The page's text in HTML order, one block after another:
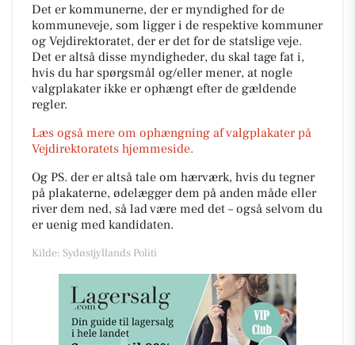
Det er kommunerne, der er myndighed for de
kommuneveje, som ligger i de respektive kommuner
og Vejdirektoratet, der er det for de statslige veje.
Det er altså disse myndigheder, du skal tage fat i,
hvis du har spørgsmål og/eller mener, at nogle
valgplakater ikke er ophængt efter de gældende
regler.
Læs også mere om ophængning af valgplakater på
Vejdirektoratets hjemmeside.
Og PS. der er altså tale om hærværk, hvis du tegner
på plakaterne, ødelægger dem på anden måde eller
river dem ned, så lad være med det – også selvom du
er uenig med kandidaten.
Kilde: Sydøstjyllands Politi